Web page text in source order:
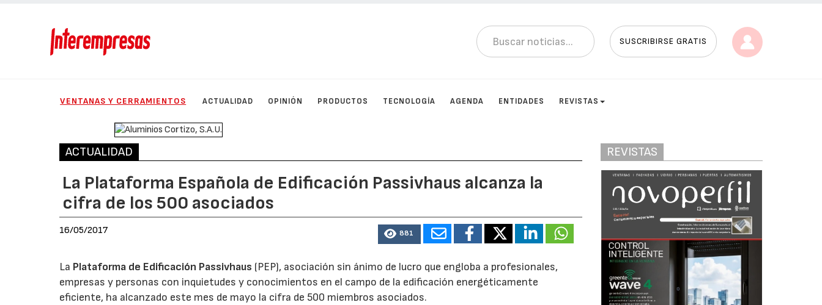
SUSCRIBIRSE GRATIS
VENTANAS Y CERRAMIENTOS ACTUALIDAD OPINIÓN PRODUCTOS TECNOLOGÍA AGENDA ENTIDADES REVISTAS
ACTUALIDAD
La Plataforma Española de Edificación Passivhaus alcanza la
cifra de los 500 asociados
16/05/2017 881
La Plataforma de Edificación Passivhaus (PEP), asociación sin ánimo de lucro que engloba a profesionales,
empresas y personas con inquietudes y conocimientos en el campo de la edificación energéticamente
eficiente, ha alcanzado este mes de mayo la cifra de 500 miembros asociados.
REVISTAS